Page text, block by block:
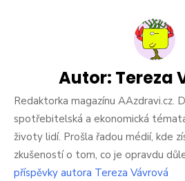
cholesterol
projeví
zvláštním
způsobem
v
očích.
Jde
spolehlivý
znak,
že
Autor: Tereza
Redaktorka magazínu AAzdravi.cz.
spotřebitelská a ekonomická
životy lidí. Prošla řadou médií, kde
zkušeností o tom, co je opravdu
příspěvky autora Tereza Vávrová